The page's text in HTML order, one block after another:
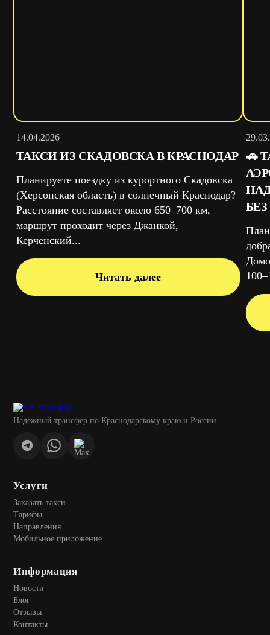
14.04.2026
ТАКСИ ИЗ СКАДОВСКА В КРАСНОДАР
Планируете поездку из курортного Скадовска
(Херсонская область) в солнечный Краснодар?
Расстояние составляет около 650–700 км,
маршрут проходит через Джанкой,
Керченский...
Читать далее
🚗
Надёжный трансфер по Краснодарскому краю и России
Услуги
Заказать такси
Тарифы
Направления
Мобильное приложение
Информация
Новости
Блог
Отзывы
Контакты